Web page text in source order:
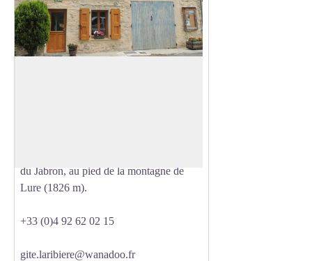
du Jabron, au pied de la montagne de
Lure (1826 m).
+33 (0)4 92 62 02 15
gite.laribiere@wanadoo.fr